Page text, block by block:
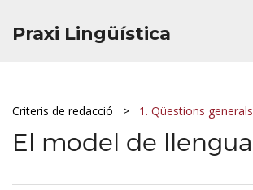
Praxi Lingüística
Criteris de redacció 1. Qüestions generals
El model de llengua